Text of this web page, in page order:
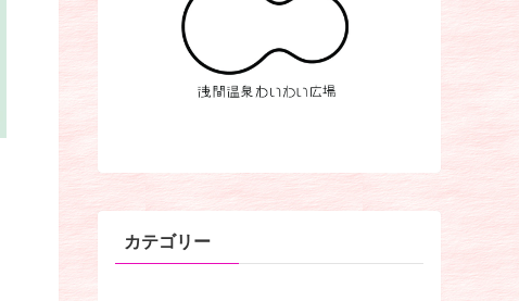
カテゴリー